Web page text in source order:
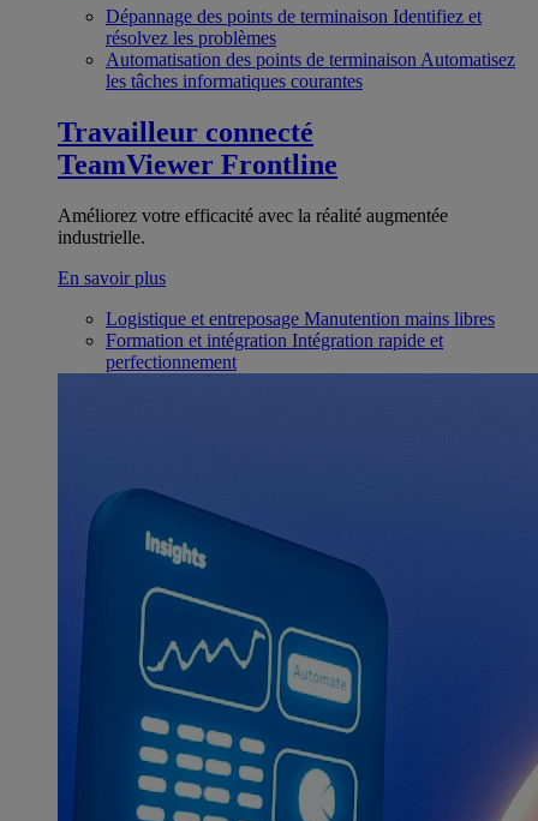
Dépannage des points de terminaison Identifiez et
résolvez les problèmes
Automatisation des points de terminaison Automatisez
les tâches informatiques courantes
Travailleur connecté
TeamViewer Frontline
Améliorez votre efficacité avec la réalité augmentée
industrielle.
En savoir plus
Logistique et entreposage Manutention mains libres
Formation et intégration Intégration rapide et
perfectionnement